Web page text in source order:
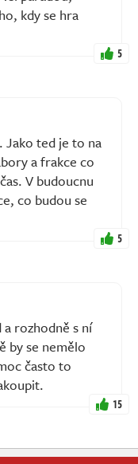
kdy se hra
5
Jako ted je to na
a frakce co
V budoucnu
co budou se
5
rozhodně s ní
by se nemělo
často to
15